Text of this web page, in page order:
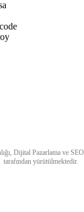
Dijital Pazarlamave SEO
tarafından yürütülmektedir.